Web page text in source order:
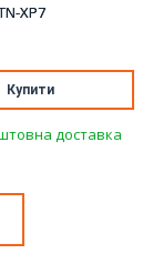
XP7
Купити
доставка